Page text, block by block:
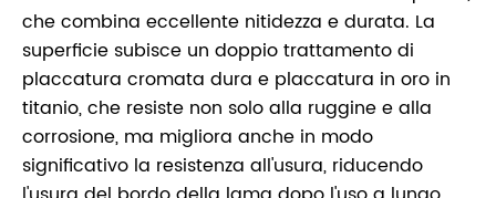
che combina eccellente nitidezza e durata. La
superficie subisce un doppio trattamento di
placcatura cromata dura e placcatura in oro in
titanio, che resiste non solo alla ruggine e alla
corrosione, ma migliora anche in modo
significativo la resistenza all'usura, riducendo